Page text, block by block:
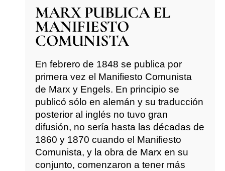
MARX PUBLICA EL
MANIFIESTO
COMUNISTA
En febrero de 1848 se publica por
primera vez el Manifiesto Comunista
de Marx y Engels. En principio se
publicó sólo en alemán y su traducción
posterior al inglés no tuvo gran
difusión, no sería hasta las décadas de
1860 y 1870 cuando el Manifiesto
Comunista, y la obra de Marx en su
conjunto, comenzaron a tener más